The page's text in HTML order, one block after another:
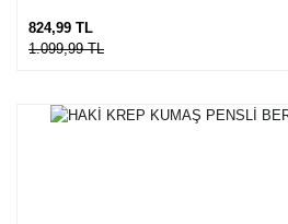
824,99 TL
1.099,99 TL